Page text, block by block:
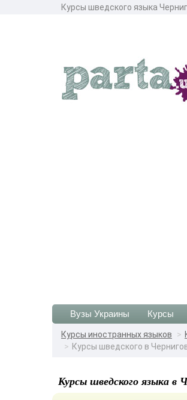
Курсы шведского языка
Вузы Украины Курсы
Курсы иностранных языков
Курсы шведского в
Курсы шведского языка в